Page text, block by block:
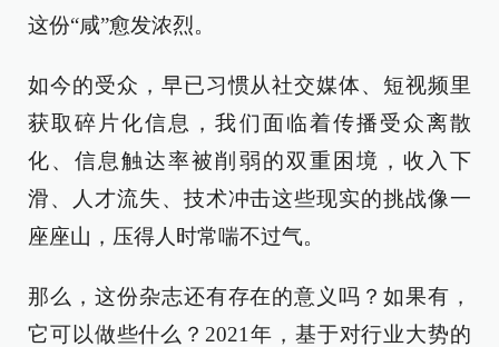
这份“咸”愈发浓烈。
如今的受众，早已习惯从社交媒体、短视频里
获取碎片化信息，我们面临着传播受众离散
化、信息触达率被削弱的双重困境，收入下
滑、人才流失、技术冲击这些现实的挑战像一
座座山，压得人时常喘不过气。
那么，这份杂志还有存在的意义吗？如果有，
它可以做些什么？2021年，基于对行业大势的